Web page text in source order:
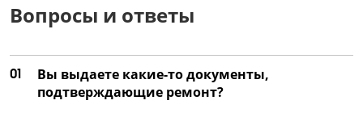
Ремонт затвора
Замена матрицы
от 4 000 ₽
Вопросы и ответы
01
Вы выдаете какие-то документы,
подтверждающие ремонт?